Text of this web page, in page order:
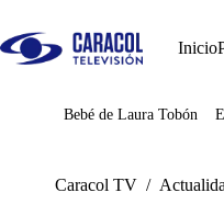
Inicio
Juegos
Bebé de Laura Tobón
Caracol TV /